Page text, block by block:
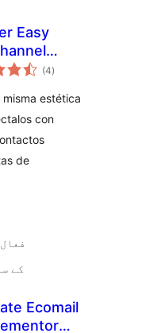
Easy
(4مجموعی
درجہ
)
misma estética
con
de
600+
7.0.3
Ecomail